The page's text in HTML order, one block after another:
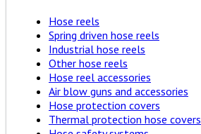
Hose reels
Spring driven hose reels
Industrial hose reels
Other hose reels
Hose reel accessories
Air blow guns and accessories
Hose protection covers
Thermal protection hose covers